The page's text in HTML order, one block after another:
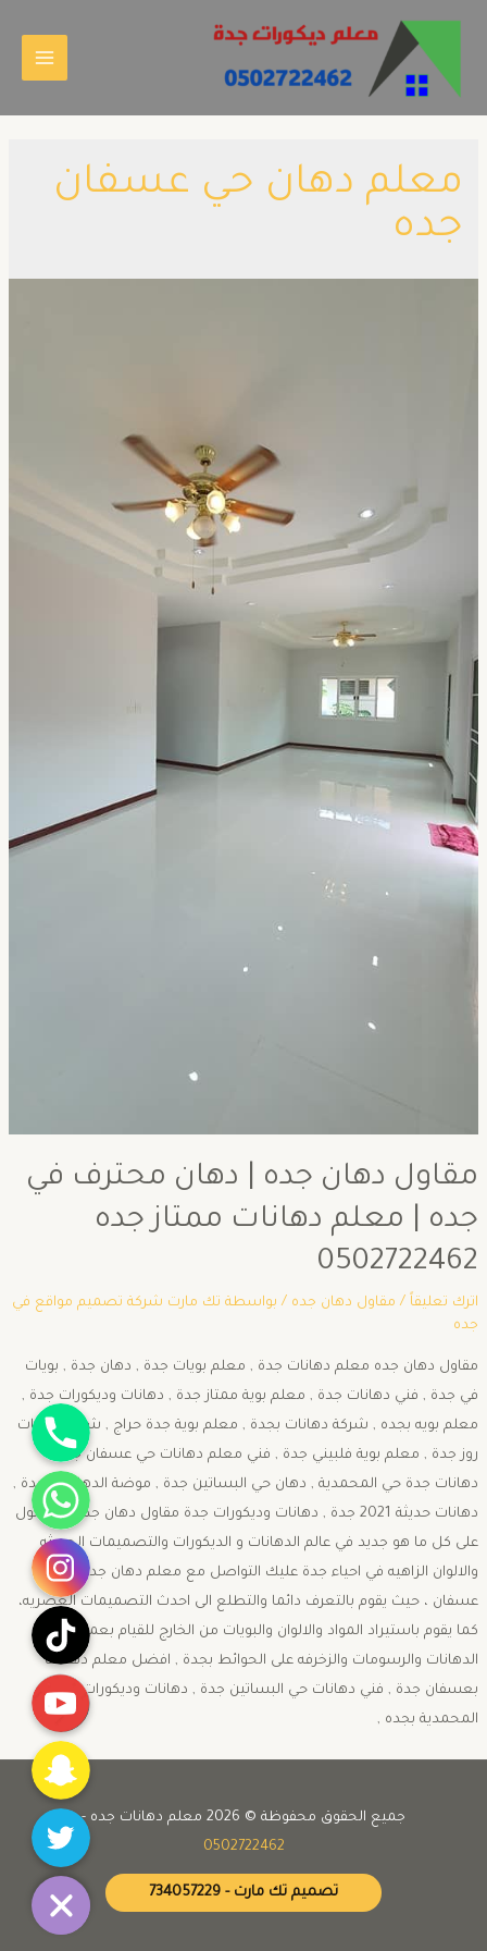
معلم دهان حي عسفان
جده
مقاول دهان جده | دهان محترف في
جده | معلم دهانات ممتاز جده
0502722462
اترك تعليقاً / مقاول دهان جده / بواسطة تك مارت شركة تصميم مواقع في
جده
مقاول دهان جده معلم دهانات جدة , معلم بويات جدة , دهان جدة , بويات
في جدة , فني دهانات جدة , معلم بوية ممتاز جدة , دهانات وديكورات جدة ,
معلم بويه بجده , شركة دهانات بجدة , معلم بوية جدة حراج , شركة دهانات
روز جدة , معلم بوية فلبيني جدة , فني معلم دهانات حي عسفان جدة ,
دهانات جدة حي المحمدية , دهان حي البساتين جدة , موضة الدهانات بجدة ,
دهانات حديثة 2021 جدة , دهانات وديكورات جدة مقاول دهان جده للحصول
على كل ما هو جديد في عالم الدهانات و الديكورات والتصميمات الحديثه
والالوان الزاهيه في احياء جدة عليك التواصل مع معلم دهان جدة حي
عسفان ، حيث يقوم بالتعرف دائما والتطلع الى احدث التصميمات العصريه،
كما يقوم باستيراد المواد والالوان والبويات من الخارج للقيام بعمل افضل
الدهانات والرسومات والزخرفه على الحوائط بجدة , افضل معلم دهانات
بعسفان جدة , فني دهانات حي البساتين جدة , دهانات وديكورات حي
المحمدية بجده ,
جميع الحقوق محفوظة © 2026 معلم دهانات جده -
0502722462
تصميم تك مارت - 734057229
جوال
واتساب
انستقرام
تيك توك
يوتيوب
Snapchat
Twitter